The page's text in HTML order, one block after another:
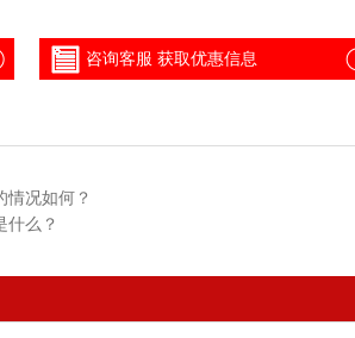
咨询客服 获取优惠信息
情况如何？
什么？